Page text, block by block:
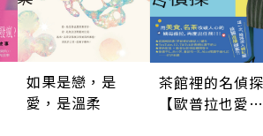
如果是戀，是
愛，是溫柔
茶館裡的名偵探
【歐普拉也愛！